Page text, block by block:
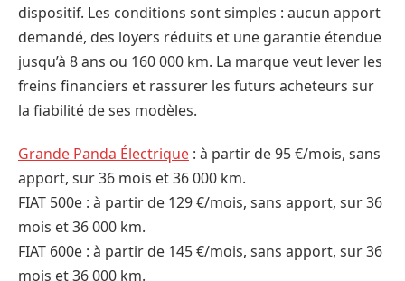
dispositif. Les conditions sont simples : aucun apport
demandé, des loyers réduits et une garantie étendue
jusqu’à 8 ans ou 160 000 km. La marque veut lever les
freins financiers et rassurer les futurs acheteurs sur
la fiabilité de ses modèles.
Grande Panda Électrique : à partir de 95 €/mois, sans
apport, sur 36 mois et 36 000 km.
FIAT 500e : à partir de 129 €/mois, sans apport, sur 36
mois et 36 000 km.
FIAT 600e : à partir de 145 €/mois, sans apport, sur 36
mois et 36 000 km.